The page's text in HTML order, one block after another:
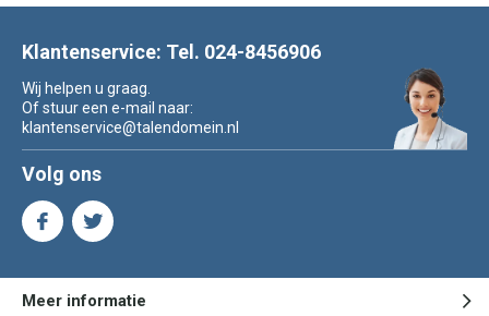
Klantenservice: Tel. 024-8456906
Wij helpen u graag.
Of stuur een e-mail naar:
klantenservice@talendomein.nl
Volg ons
Meer informatie